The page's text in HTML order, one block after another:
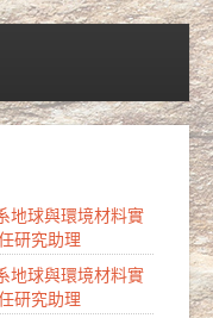
地球與環境材料實
研究助理
地球與環境材料實
研究助理